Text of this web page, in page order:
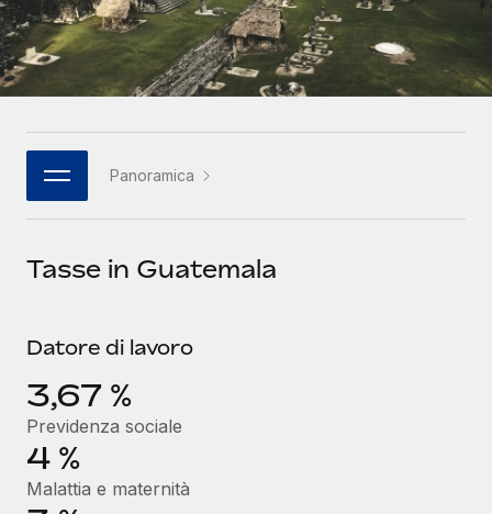
日本語
Panoramica
Tasse in Guatemala
Datore di lavoro
3,67 %
Previdenza sociale
4 %
Malattia e maternità